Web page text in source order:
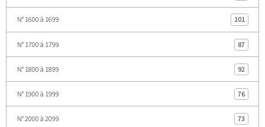
N° 1600 à 1699 101
N° 1700 à 1799 87
N° 1800 à 1899 92
N° 1900 à 1999 76
N° 2000 à 2099 73